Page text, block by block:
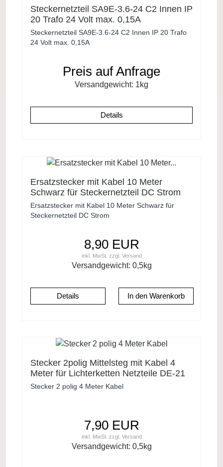
Steckernetzteil SA9E-3.6-24 C2 Innen IP
20 Trafo 24 Volt max. 0,15A
Steckernetzteil SA9E-3.6-24 C2 Innen IP 20 Trafo
24 Volt max. 0,15A
Preis auf Anfrage
Versandgewicht: 1kg
Details
Ersatzstecker mit Kabel 10 Meter
Schwarz für Steckernetzteil DC Strom
Ersatzstecker mit Kabel 10 Meter Schwarz für
Steckernetzteil DC Strom
8,90 EUR
inkl. MwSt. zzgl. Versand
Versandgewicht: 0,5kg
Details
Stecker 2polig Mittelsteg mit Kabel 4
Meter für Lichterketten Netzteile DE-21
DE-06 DE usw.
Stecker 2 polig 4 Meter Kabel
7,90 EUR
inkl. MwSt. zzgl. Versand
Versandgewicht: 0,5kg